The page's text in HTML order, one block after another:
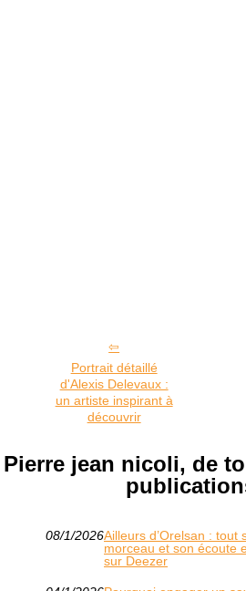
Portrait détaillé
d'Alexis Delevaux :
un artiste inspirant à
découvrir
Pierre jean nicoli, de
08/1/2026Ailleurs d’Orelsan : tout
morceau et son écoute
sur Deezer